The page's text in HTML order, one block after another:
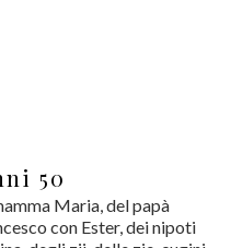
50
Maria, del papà
con Ester, dei nipoti